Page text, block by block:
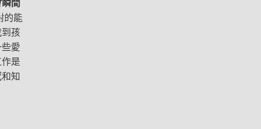
的能
孩
愛
是
知